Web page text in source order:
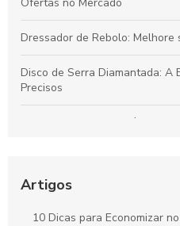
Dressador de Rebolo: Melhore
Disco de Serra Diamantada: A
Precisos
Dressador de Rebolo é
Seus Projetos
Como Escolher a Broca para
Artigos
10 Dicas para Economizar